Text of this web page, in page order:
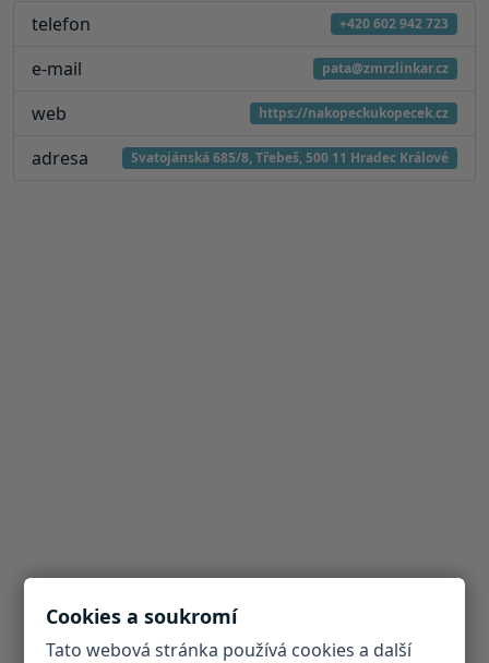
telefon +420 602 942 723
e-mail pata@zmrzlinkar.cz
web https://nakopeckukopecek.cz
adresa Svatojánská 685/8, Třebeš, 500 11 Hradec Králové
Cookies a soukromí
Tato webová stránka používá cookies a další